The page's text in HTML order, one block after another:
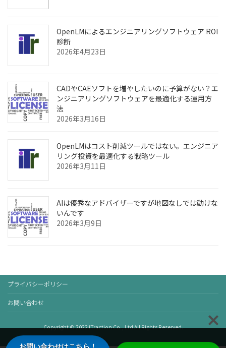
OpenLMによるエンジニアリングソフトウェア ROI
診断
2026年4月23日
CADやCAEソフトを増やしたいのに予算がない？エ
ンジニアリングソフトウェアを最適化する運用方
法
2026年3月16日
OpenLMはコスト削減ツールではない。エンジニア
リング投資を最適化する戦略ツール
2026年3月11日
AIは優秀なアドバイザーですが地図なしでは動けな
いんです
2026年3月9日
プライバシーポリシー
お問い合わせ
Copyright © 2022 iTraction Co., Ltd All Rights Reserved.